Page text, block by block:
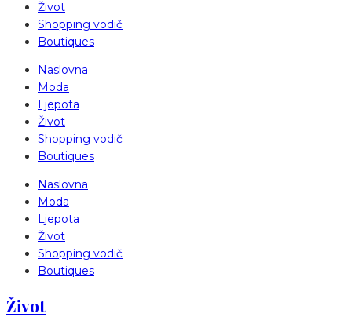
Život
Shopping vodič
Boutiques
Naslovna
Moda
Ljepota
Život
Shopping vodič
Boutiques
Naslovna
Moda
Ljepota
Život
Shopping vodič
Boutiques
Život